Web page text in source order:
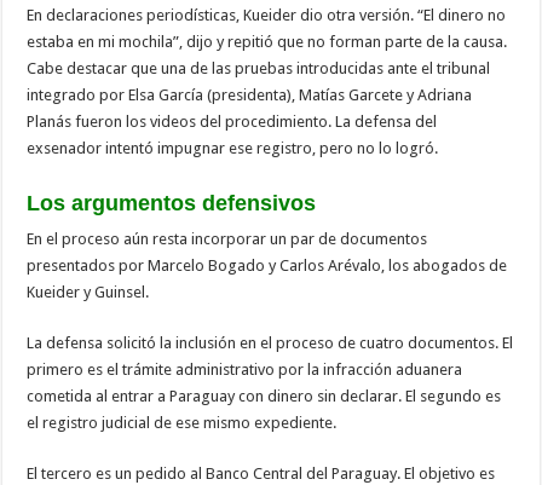
En declaraciones periodísticas, Kueider dio otra versión. “El dinero no
estaba en mi mochila”, dijo y repitió que no forman parte de la causa.
Cabe destacar que una de las pruebas introducidas ante el tribunal
integrado por Elsa García (presidenta), Matías Garcete y Adriana
Planás fueron los videos del procedimiento. La defensa del
exsenador intentó impugnar ese registro, pero no lo logró.
Los argumentos defensivos
En el proceso aún resta incorporar un par de documentos
presentados por Marcelo Bogado y Carlos Arévalo, los abogados de
Kueider y Guinsel.
La defensa solicitó la inclusión en el proceso de cuatro documentos. El
primero es el trámite administrativo por la infracción aduanera
cometida al entrar a Paraguay con dinero sin declarar. El segundo es
el registro judicial de ese mismo expediente.
El tercero es un pedido al Banco Central del Paraguay. El objetivo es